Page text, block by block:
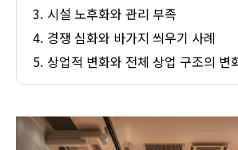
시설 노후화와 관리 부족
경쟁 심화와 바가지 씌우기 사례
상업적 변화와 전체 상업 구조의 변